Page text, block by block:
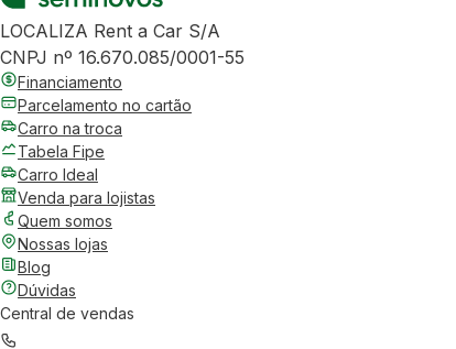
LOCALIZA Rent a Car S/A
CNPJ nº 16.670.085/0001-55
Financiamento
Parcelamento no cartão
Carro na troca
Tabela Fipe
Carro Ideal
Venda para lojistas
Quem somos
Nossas lojas
Blog
Dúvidas
Central de vendas